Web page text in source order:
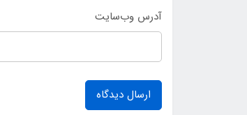
آدرس وب‌سایت
ارسال دیدگاه